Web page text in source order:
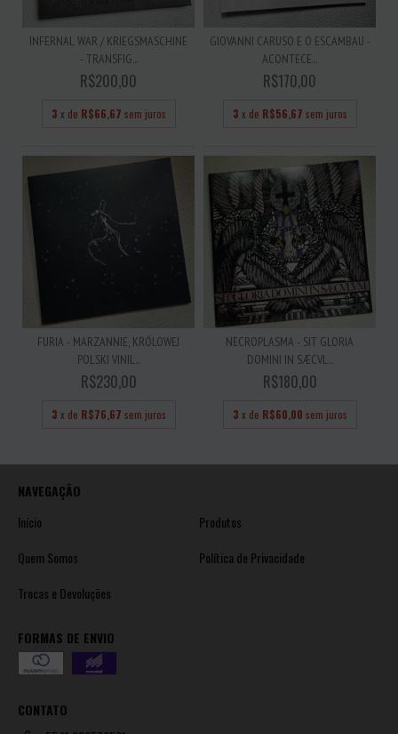
INFERNAL WAR / KRIEGSMASCHINE
- TRANSFIG...
R$200,00
3 x de R$66,67 sem juros
GIOVANNI CARUSO E O ESCAMBAU -
ACONTECE...
R$170,00
3 x de R$56,67 sem juros
FURIA - MARZANNIE, KRÓLOWEJ
POLSKI VINIL...
R$230,00
3 x de R$76,67 sem juros
NECROPLASMA - SIT GLORIA
DOMINI IN SÆCVL...
R$180,00
3 x de R$60,00 sem juros
NAVEGAÇÃO
Início
Produtos
Quem Somos
Política de Privacidade
Trocas e Devoluções
FORMAS DE ENVIO
CONTATO